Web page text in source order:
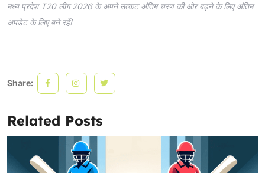
मध्य प्रदेश T20 लीग 2026 के अपने उत्कट अंतिम चरण की ओर बढ़ने के लिए अंतिम
अपडेट के लिए बने रहें!
Share:
Related Posts